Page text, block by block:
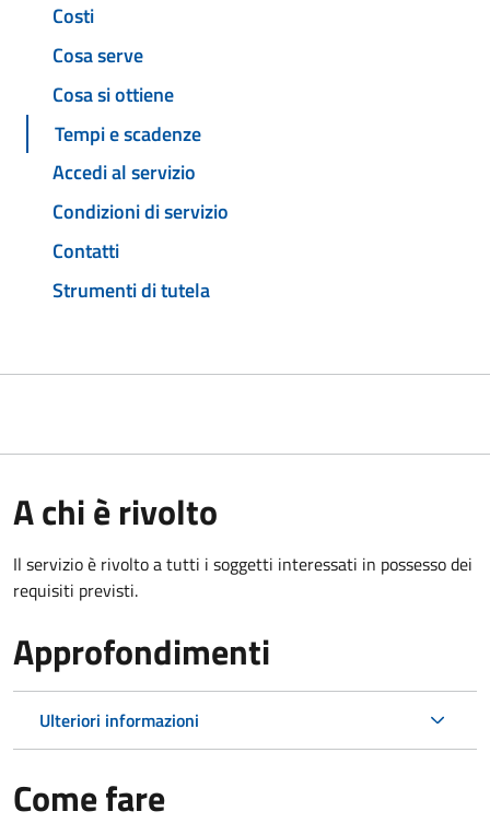
Costi
Cosa serve
Cosa si ottiene
Tempi e scadenze
Accedi al servizio
Condizioni di servizio
Contatti
Strumenti di tutela
A chi è rivolto
Il servizio è rivolto a tutti i soggetti interessati in possesso dei
requisiti previsti.
Approfondimenti
Ulteriori informazioni
Come fare